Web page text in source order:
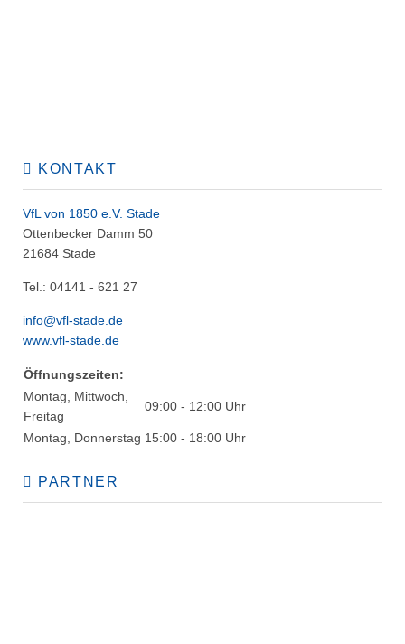
KONTAKT
VfL von 1850 e.V. Stade
Ottenbecker Damm 50
21684 Stade
Tel.: 04141 - 621 27
info@vfl-stade.de
www.vfl-stade.de
Öffnungszeiten:
Montag, Mittwoch,
Freitag
09:00 - 12:00 Uhr
Montag, Donnerstag 15:00 - 18:00 Uhr
PARTNER